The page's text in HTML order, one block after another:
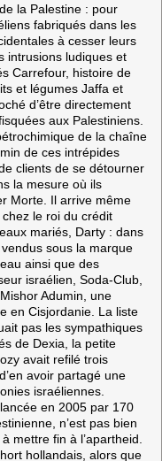
la Palestine : pour
fabriqués dans les
à cesser leurs
intrusions ludiques et
Carrefour, histoire de
et légumes Jaffa et
d’être directement
aux Palestiniens.
de la chaîne
de ces intrépides
clients de se détourner
la mesure où ils
Morte. Il arrive même
le roi du crédit
mariés, Darty : dans
sous la marque
ainsi que des
israélien, Soda-Club,
Adumin, une
en Cisjordanie. La liste
pas les sympathiques
de Dexia, la petite
avait refilé trois
avoir partagé une
israéliennes.
en 2005 par 170
n’est pas bien
mettre fin à l’apartheid.
hollandais, alors que